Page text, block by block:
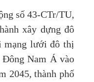
số 43-CTr/TU,
xây dựng đô
mạng lưới đô thị
Nam Á vào
2045, thành phố